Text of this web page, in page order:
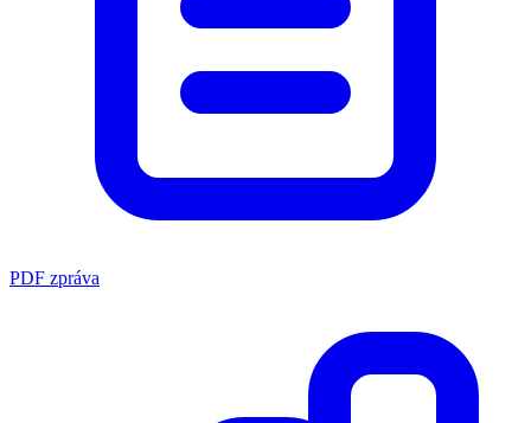
PDF zpráva